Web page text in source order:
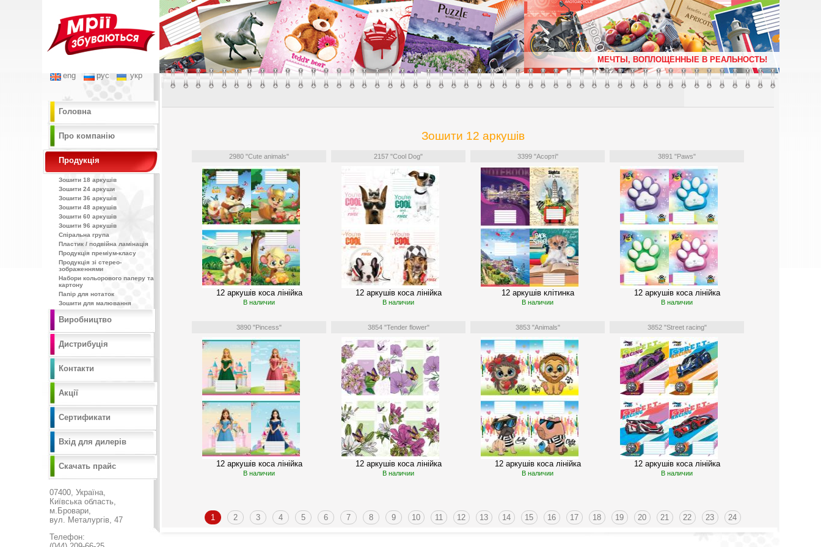
М ЕЧТЫ , ВОПЛОЩЕН Н Ы Е В РЕАЛ ЬНОСТЬ!
Головна
Про компанію
Продукція
Зошити 18 аркушів
Зошити 24 аркуши
Зошити 36 аркушів
Зошити 48 аркушів
Зошити 60 аркушів
Зошити 96 аркушів
Спіральна група
Пластик / подвійна ламінація
Продукція преміум-класу
Продукція зі стерео-
зображеннями
Набори кольорового паперу та
картону
Папір для нотаток
Зошити для малювання
Виробництво
Дистрибуція
Контакти
Акції
Сертификати
Вхід для дилерів
Скачать прайс
eng рус укр
07400, Україна,
Київська область,
м.Бровари,
вул. Металургів, 47
Телефон:
Зошити 12 аркушів
2980 "Cute animals"
12 аркушів коса лінійка
В наличии
2157 "Cool Dog"
12 аркушів коса лінійка
В наличии
3399 "Асорті"
12 аркушів клітинка
В наличии
3891 "Paws"
12 аркушів коса лінійка
В наличии
3890 "Pincess"
12 аркушів коса лінійка
В наличии
3854 "Tender flower"
12 аркушів коса лінійка
В наличии
3853 "Animals"
12 аркушів коса лінійка
В наличии
3852 "Street racing"
12 аркушів коса лінійка
В наличии
1 2 3 4 5 6 7 8 9 10 11 12 13 14 15 16 17 18 19 20 21 22 23 24